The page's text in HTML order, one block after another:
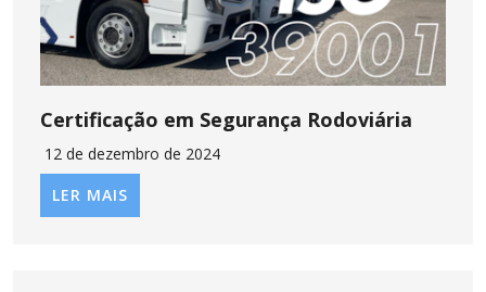
Certificação em Segurança Rodoviária
12 de dezembro de 2024
LER MAIS